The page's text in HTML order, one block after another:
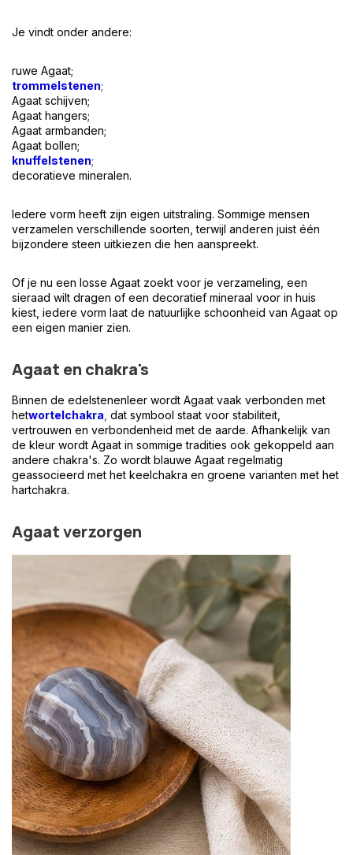
Je vindt onder andere:
ruwe Agaat;
trommelstenen;
Agaat schijven;
Agaat hangers;
Agaat armbanden;
Agaat bollen;
knuffelstenen;
decoratieve mineralen.
Iedere vorm heeft zijn eigen uitstraling. Sommige mensen
verzamelen verschillende soorten, terwijl anderen juist één
bijzondere steen uitkiezen die hen aanspreekt.
Of je nu een losse Agaat zoekt voor je verzameling, een
sieraad wilt dragen of een decoratief mineraal voor in huis
kiest, iedere vorm laat de natuurlijke schoonheid van Agaat op
een eigen manier zien.
Agaat en chakra's
Binnen de edelstenenleer wordt Agaat vaak verbonden met
hetwortelchakra dat symbool staat voor stabiliteit,
vertrouwen en verbondenheid met de aarde. Afhankelijk van
de kleur wordt Agaat in sommige tradities ook gekoppeld aan
andere chakra's. Zo wordt blauwe Agaat regelmatig
geassocieerd met het keelchakra en groene varianten met het
hartchakra.
Agaat verzorgen